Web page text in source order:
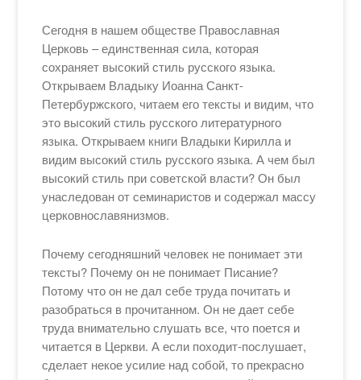
Сегодня в нашем обществе Православная
Церковь – единственная сила, которая
сохраняет высокий стиль русского языка.
Открываем Владыку Иоанна Санкт-
Петербуржского, читаем его тексты и видим, что
это высокий стиль русского литературного
языка. Открываем книги Владыки Кирилла и
видим высокий стиль русского языка. А чем был
высокий стиль при советской власти? Он был
унаследован от семинаристов и содержал массу
церковнославянизмов.
Почему сегодняшний человек не понимает эти
тексты? Почему он не понимает Писание?
Потому что он не дал себе труда почитать и
разобраться в прочитанном. Он не дает себе
труда внимательно слушать все, что поется и
читается в Церкви. А если походит-послушает,
сделает некое усилие над собой, то прекрасно